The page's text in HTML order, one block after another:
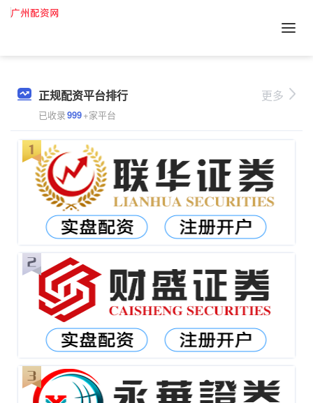
正规配资平台排行
已收录999+家平台
更多